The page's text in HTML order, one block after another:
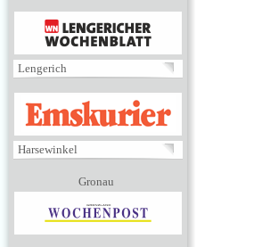
MENÜ
Lengerich
EMSKURIER
Harsewinkel
Gronau